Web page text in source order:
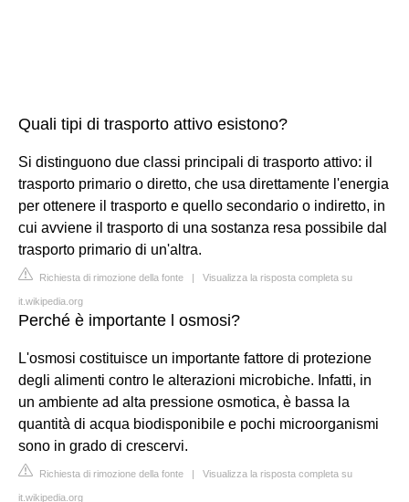
Quali tipi di trasporto attivo esistono?
Si distinguono due classi principali di trasporto attivo: il
trasporto primario o diretto, che usa direttamente l'energia
per ottenere il trasporto e quello secondario o indiretto, in
cui avviene il trasporto di una sostanza resa possibile dal
trasporto primario di un'altra.
Richiesta di rimozione della fonte | Visualizza la risposta completa su
it.wikipedia.org
Perché è importante l osmosi?
L'osmosi costituisce un importante fattore di protezione
degli alimenti contro le alterazioni microbiche. Infatti, in
un ambiente ad alta pressione osmotica, è bassa la
quantità di acqua biodisponibile e pochi microorganismi
sono in grado di crescervi.
Richiesta di rimozione della fonte | Visualizza la risposta completa su
it.wikipedia.org